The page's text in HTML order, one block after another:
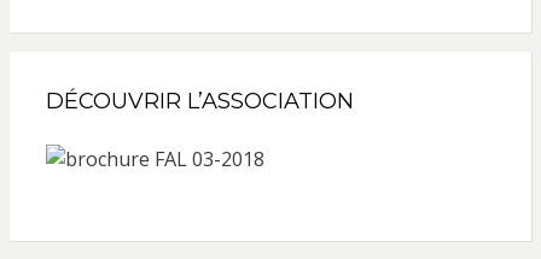
DÉCOUVRIR L’ASSOCIATION